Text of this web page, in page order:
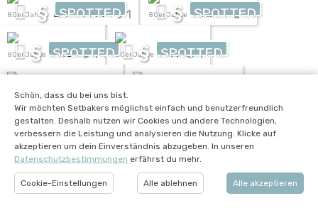
§ SPOTTED
80er Jahre BMP-OT90 1 § SPOTTED
80er Jahre BMP-1 1
§ SPOTTED
80er Jahre KUB 1 § SPOTTED
80er Jahre 2S1 1
§ SPOTTED
80er Jahre BLG-67 1
§ SPOTTED
80er Jahre T-55 1 § SPOTTED
80er Jahre T-55 1
§ SPOTTED
40er Jahre T-34 1 § SPOTTED
70er Jahre Dnepr
Schön, dass du bei uns bist.
Wir möchten Setbakers möglichst einfach und benutzerfreundlich
gestalten. Deshalb nutzen wir Cookies und andere Technologien,
verbessern die Leistung und analysieren die Nutzung. Klicke auf
akzeptieren um dein Einverständnis abzugeben. In unseren
Datenschutzbestimmungen erfährst du mehr.
Cookie-Einstellungen Alle ablehnen Alle akzeptieren